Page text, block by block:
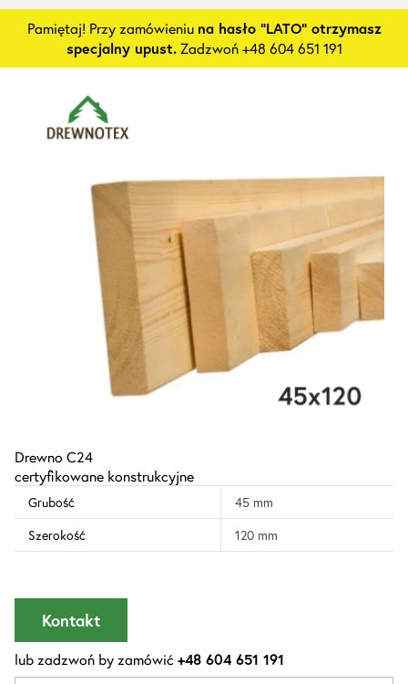
Pamiętaj! Przy zamówieniu na hasło "LATO" otrzymasz
specjalny upust.Zadzwoń +48 604 651 191
Drewno C24
certyfikowane konstrukcyjne
Grubość
45 mm
Szerokość
120 mm
Kontakt
lub zadzwoń by zamówić+48 604 651 191